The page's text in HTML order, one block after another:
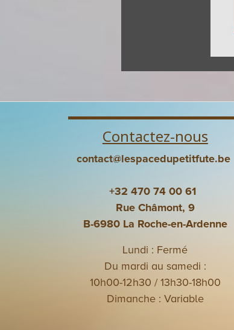
Contactez-nous
contact@lespacedupetitfute.be
+32 470 74 00 61
Rue Châmont, 9
B-6980 La Roche-en-Ardenne
Lundi : Fermé
Du mardi au samedi :
10h00-12h30 / 13h30-18h00
Dimanche : Variable